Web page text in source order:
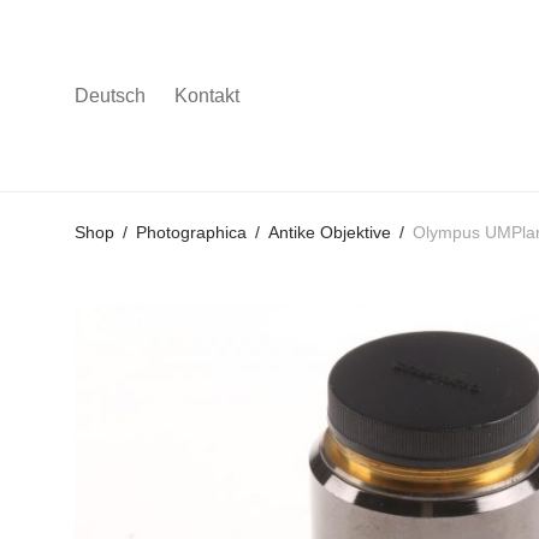
Deutsch Kontakt
Shop / Photographica / Antike Objektive / Olympus